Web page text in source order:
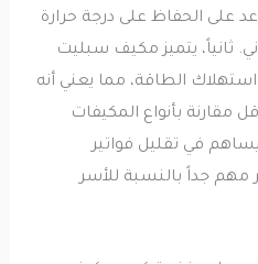
الحفاظ على درجة حرارة
يتميز مكيف سبليت
الطاقة، مما يعني أنه
بأنواع المكيفات
في تقليل فواتير
جداً بالنسبة للأسر